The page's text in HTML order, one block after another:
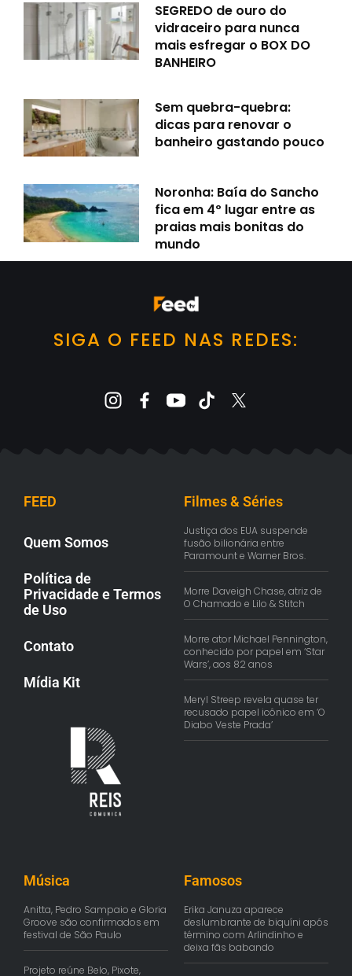
SEGREDO de ouro do
vidraceiro para nunca
mais esfregar o BOX DO
BANHEIRO
Sem quebra-quebra:
dicas para renovar o
banheiro gastando pouco
Noronha: Baía do Sancho
fica em 4º lugar entre as
praias mais bonitas do
mundo
SIGA O FEED NAS REDES:
FEED
Quem Somos
Política de
Privacidade e Termos
de Uso
Contato
Mídia Kit
Filmes & Séries
Justiça dos EUA suspende
fusão bilionária entre
Paramount e Warner Bros.
Morre Daveigh Chase, atriz de
O Chamado e Lilo & Stitch
Morre ator Michael Pennington,
conhecido por papel em ‘Star
Wars’, aos 82 anos
Meryl Streep revela quase ter
recusado papel icônico em ‘O
Diabo Veste Prada’
Música
Anitta, Pedro Sampaio e Gloria
Groove são confirmados em
festival de São Paulo
Projeto reúne Belo, Pixote,
Famosos
Erika Januza aparece
deslumbrante de biquíni após
término com Arlindinho e
deixa fãs babando